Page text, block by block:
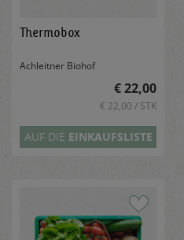
Thermobox
Achleitner Biohof
€ 22,00
€ 22,00 / STK
AUF DIE EINKAUFSLISTE